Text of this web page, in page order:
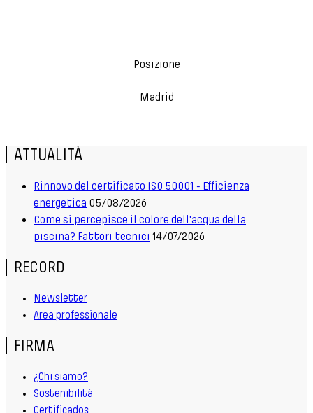
Posizione
Madrid
ATTUALITÀ
Rinnovo del certificato ISO 50001 - Efficienza
energetica 05/08/2026
Come si percepisce il colore dell'acqua della
piscina? Fattori tecnici 14/07/2026
RECORD
Newsletter
Area professionale
FIRMA
¿Chi siamo?
Sostenibilità
Certificados